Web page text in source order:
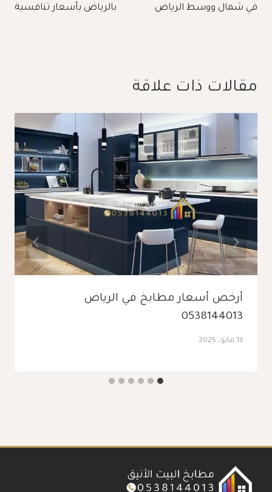
في شمال ووسط الرياض
بالرياض بأسعار تنافسية
مقالات ذات علاقة
أرخص أسعار مطابخ في الرياض
0538144013
13 مايو، 2025